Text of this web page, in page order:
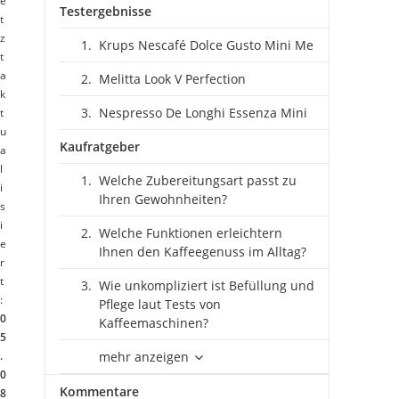
t
z
t
a
k
t
u
a
l
i
s
i
e
r
t
:
0
5
.
0
8
Testergebnisse
Krups Nescafé Dolce Gusto Mini Me
Melitta Look V Perfection
Nespresso De Longhi Essenza Mini
Kaufratgeber
Welche Zubereitungsart passt zu
Ihren Gewohnheiten?
Welche Funktionen erleichtern
Ihnen den Kaffeegenuss im Alltag?
Wie unkompliziert ist Befüllung und
Pflege laut Tests von
Kaffeemaschinen?
mehr anzeigen
Kommentare